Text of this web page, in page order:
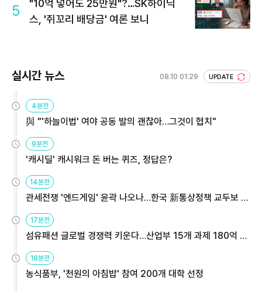
5
"10억 넣어도 25만원"?…SK하이닉
스, '쥐꼬리 배당금' 여론 보니
실시간 뉴스 08.10 01:29 UPDATE
4분전
與 "'하늘이법' 여야 공동 발의 괜찮아…그것이 협치"
9분전
'캐시딜' 캐시워크 돈 버는 퀴즈, 정답은?
14분전
관세전쟁 '엔드게임' 윤곽 나오나…한국 新통상정책 교두보 활
17분전
섬유패션 글로벌 경쟁력 키운다…산업부 15개 과제 180억 지
18분전
농식품부, '천원의 아침밥' 참여 200개 대학 선정